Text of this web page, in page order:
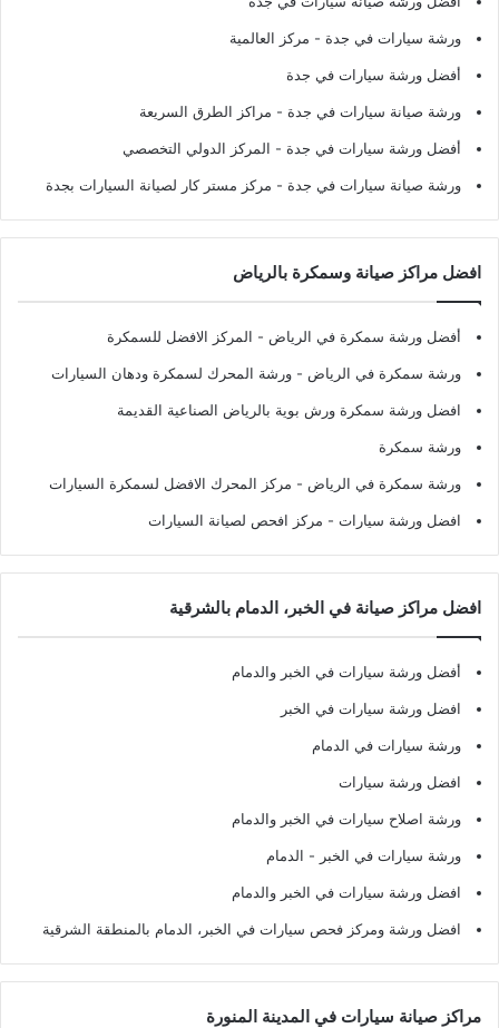
ورشة سيارات في جدة - مركز العالمية
أفضل ورشة سيارات في جدة
ورشة صيانة سيارات في جدة - مراكز الطرق السريعة
أفضل ورشة سيارات في جدة - المركز الدولي التخصصي
ورشة صيانة سيارات في جدة - مركز مستر كار لصيانة السيارات بجدة
افضل مراكز صيانة وسمكرة بالرياض
أفضل ورشة سمكرة في الرياض - المركز الافضل للسمكرة
ورشة سمكرة في الرياض - ورشة المحرك لسمكرة ودهان السيارات
افضل ورشة سمكرة ورش بوية بالرياض الصناعية القديمة
ورشة سمكرة
ورشة سمكرة في الرياض - مركز المحرك الافضل لسمكرة السيارات
افضل ورشة سيارات - مركز افحص لصيانة السيارات
افضل مراكز صيانة في الخبر، الدمام بالشرقية
أفضل ورشة سيارات في الخبر والدمام
افضل ورشة سيارات في الخبر
ورشة سيارات في الدمام
افضل ورشة سيارات
ورشة اصلاح سيارات في الخبر والدمام
ورشة سيارات في الخبر - الدمام
افضل ورشة سيارات في الخبر والدمام
افضل ورشة ومركز فحص سيارات في الخبر، الدمام بالمنطقة الشرقية
مراكز صيانة سيارات في المدينة المنورة